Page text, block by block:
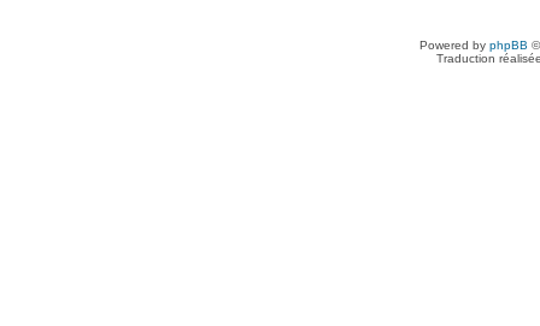
Powered by phpBB
Traduction